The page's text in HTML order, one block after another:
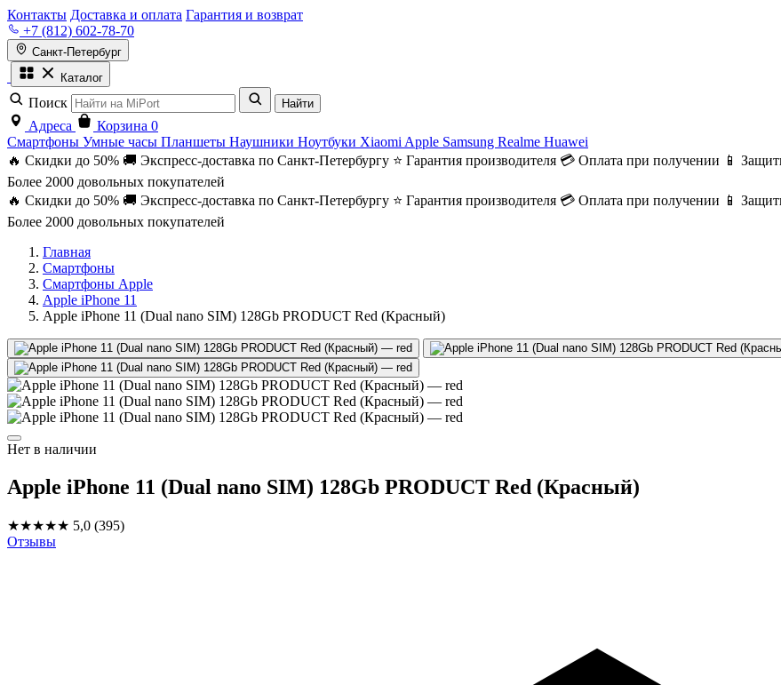
Контакты Доставка и оплата Гарантия и возврат
+7 (812) 602-78-70
Санкт-Петербург
Каталог
Поиск Найти
Адреса Корзина 0
Смартфоны Умные часы Планшеты Наушники Ноутбуки Xiaomi Apple Samsung Realme Huawei
🔥 Скидки до 50% 🚚 Экспресс-доставка по Санкт-Петербургу ⭐ Гарантия производителя 💳 Оплата при получении 📱
Более 2000 довольных покупателей
🔥 Скидки до 50% 🚚 Экспресс-доставка по Санкт-Петербургу ⭐ Гарантия производителя 💳 Оплата при получении 📱
Более 2000 довольных покупателей
Главная
Смартфоны
Смартфоны Apple
Apple iPhone 11
Apple iPhone 11 (Dual nano SIM) 128Gb PRODUCT Red (Красный)
Нет в наличии
Apple iPhone 11 (Dual nano SIM) 128Gb PRODUCT Red (Красный)
★★★★★ 5,0 (395)
Отзывы